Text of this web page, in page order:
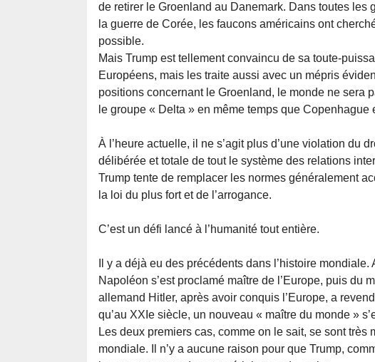
de retirer le Groenland au Danemark. Dans toutes
la guerre de Corée, les faucons américains ont
possible.
Mais Trump est tellement convaincu de sa toute-
Européens, mais les traite aussi avec un mépris
positions concernant le Groenland, le monde ne sera
le groupe « Delta » en même temps que Copenhague
À l’heure actuelle, il ne s’agit plus d’une violation du
délibérée et totale de tout le système des relations
Trump tente de remplacer les normes généralement
la loi du plus fort et de l’arrogance.
C’est un défi lancé à l’humanité tout entière.
Il y a déjà eu des précédents dans l’histoire
Napoléon s’est proclamé maître de l’Europe, puis du
allemand Hitler, après avoir conquis l’Europe, a
qu’au XXIe siècle, un nouveau « maître du monde »
Les deux premiers cas, comme on le sait, se sont
mondiale. Il n’y a aucune raison pour que Trump,